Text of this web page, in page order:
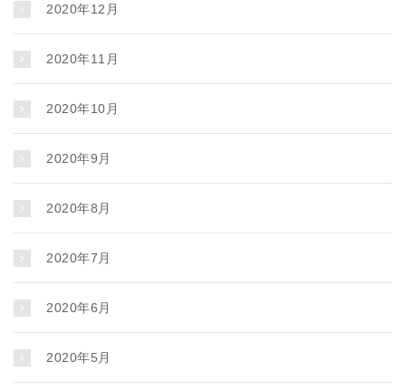
2020年12月
2020年11月
2020年10月
2020年9月
2020年8月
2020年7月
2020年6月
2020年5月